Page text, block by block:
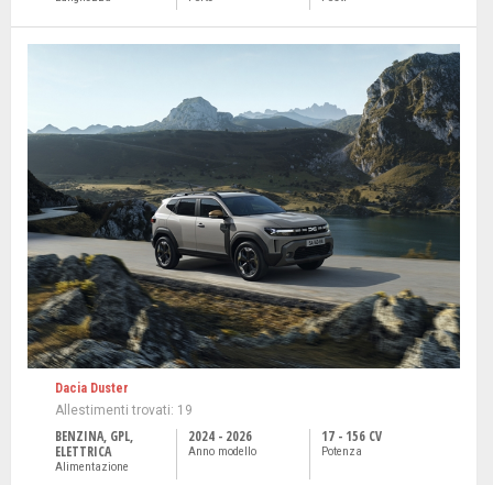
Dacia Duster
Allestimenti trovati: 19
BENZINA, GPL,
ELETTRICA
Alimentazione
2024 - 2026
Anno modello
17 - 156 CV
Potenza